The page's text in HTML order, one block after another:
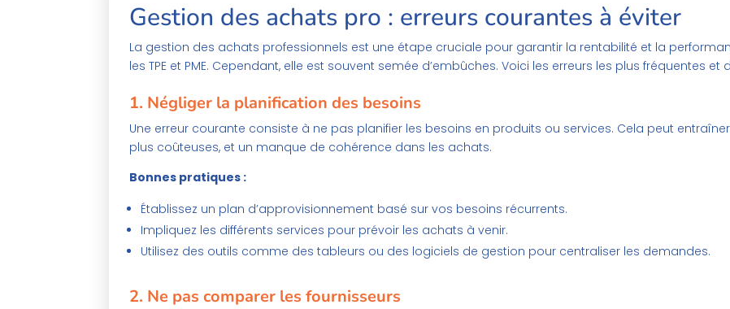
Gestion des achats pro : erreurs courantes à éviter
La gestion des achats professionnels est une étape cruciale pour garantir la rentabilité et la
les TPE et PME. Cependant, elle est souvent semée d’embûches. Voici les erreurs les plus fréquentes
1. Négliger la planification des besoins
Une erreur courante consiste à ne pas planifier les besoins en produits ou services. Cela peut
plus coûteuses, et un manque de cohérence dans les achats.
Bonnes pratiques :
Établissez un plan d’approvisionnement basé sur vos besoins récurrents.
Impliquez les différents services pour prévoir les achats à venir.
Utilisez des outils comme des tableurs ou des logiciels de gestion pour centraliser les demandes.
2. Ne pas comparer les fournisseurs